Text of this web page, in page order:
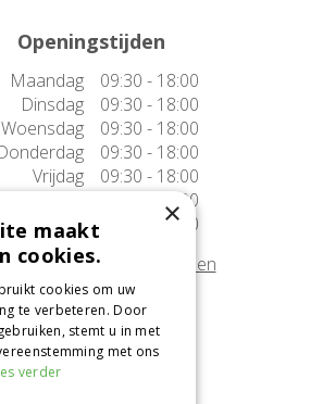
Openingstijden
Maandag
09:30 - 18:00
Dinsdag
09:30 - 18:00
Woensdag
09:30 - 18:00
09:30 - 18:00
Vrijdag
09:30 - 18:00
Zaterdag
09:30 - 17:00
Zondag
10:00 - 17:00
openingstijden tonen
Onze locatie
Alméérplant
Jac. P. Thijsseweg 4
×
maakt
cookies.
cookies om uw
te verbeteren. Door
stemt u in met
met ons
verder